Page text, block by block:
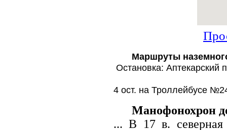
Маршруты
Остановка: Аптекарский
4 ост. на Троллейбусе
Манофонохрон
... В 17 в. северная